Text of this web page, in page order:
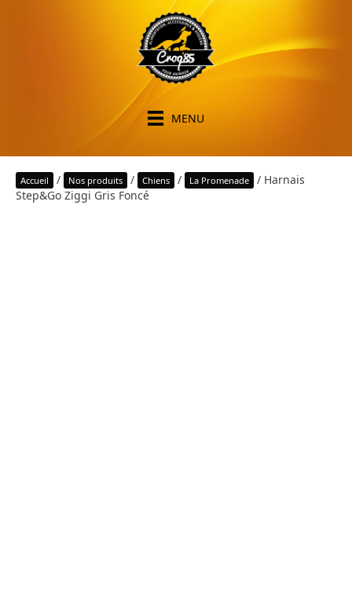
MENU
Accueil / Nos produits / Chiens / La Promenade
/ Harnais
Step&Go Ziggi Gris Foncé